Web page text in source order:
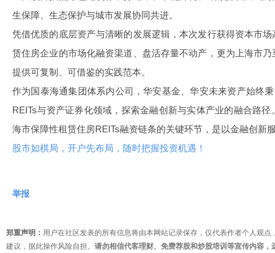
生保障、生态保护与城市发展协同共进。
凭借优质的底层资产与清晰的发展逻辑，本次发行获得资本市
赁住房企业的市场化融资渠道、盘活存量不动产，更为上海市
提供可复制、可借鉴的实践范本。
作为国泰海通集团体系内公司，华安基金、华安未来资产始终
REITs与资产证券化领域，探索金融创新与实体产业的融合路
海市保障性租赁住房REITs融资链条的关键环节，是以金融创新
股市如棋局，开户先布局，随时把握投资机遇！
举报
郑重声明： 用户在社区发表的所有信息将由本网站记录保存，仅代表作者个人观
建议，据此操作风险自担。 请勿相信代客理财、免费荐股和炒股培训等宣传内容